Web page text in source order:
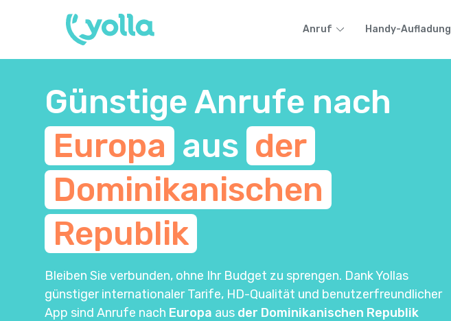
Anruf Handy-Aufladung
Günstige Anrufe nach
Europa aus der
Dominikanischen
Republik
Bleiben Sie verbunden, ohne Ihr Budget zu sprengen. Dank Yollas
günstiger internationaler Tarife, HD-Qualität und benutzerfreundlicher
App sind Anrufe nach Europa aus der Dominikanischen Republik